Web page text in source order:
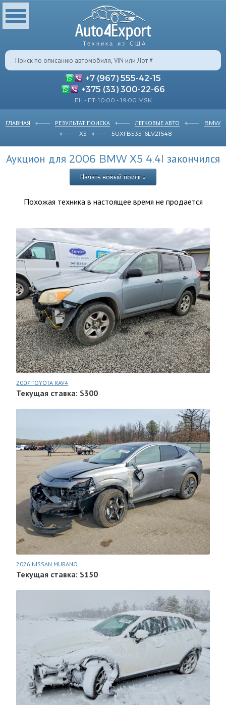
Техника из США
+7 (967) 555-42-15
+375 (33) 300-22-66
ПН - ПТ: 10:00 - 19:00 MSK
ГЛАВНАЯ РЕЗУЛЬТАТ ПОИСКА ЛЕГКОВЫЕ АВТО
BMW
X5
5UXFB53516LV21548
Аукцион для 2006 BMW X5 4.4I закончился
Начать новый поиск »
Похожая техника в настоящее время не продается
2007 TOYOTA RAV4
Текущая ставка: $300
2026 NISSAN MURANO
Текущая ставка: $150